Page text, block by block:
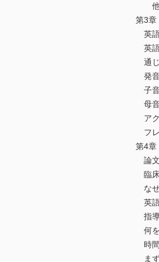
他
第3章
英
英
通
発音
子
母
アク
フ
第4章
論文
臨床
な
英語
指導
何を
時
ま